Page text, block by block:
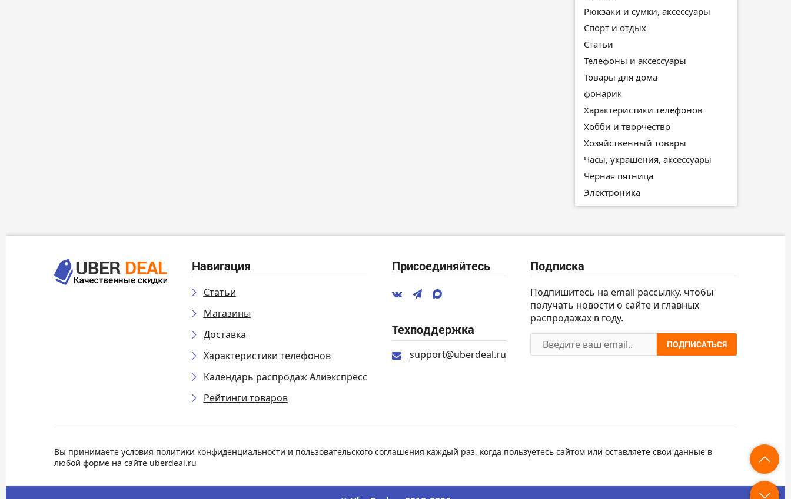
Рюкзаки и сумки, аксессуары
Спорт и отдых
Статьи
Телефоны и аксессуары
Товары для дома
фонарик
Характеристики телефонов
Хобби и творчество
Хозяйственный товары
Часы, украшения, аксессуары
Черная пятница
Электроника
Навигация
Статьи
Магазины
Доставка
Характеристики телефонов
Календарь распродаж Алиэкспресс
Рейтинги товаров
Присоединяйтесь
Техподдержка
support@uberdeal.ru
Подписка
Подпишитесь на email рассылку, чтобы
получать новости о сайте и главных
распродажах в году.
ПОДПИСАТЬСЯ
Вы принимаете условия политики конфиденциальности и пользовательского соглашения каждый раз, когда пользуетесь сайтом или оставляете свои данные в
любой форме на сайте uberdeal.ru